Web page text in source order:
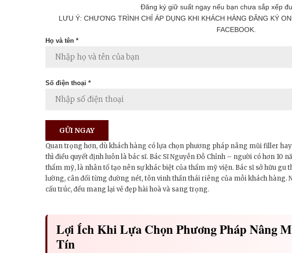
Đăng ký giữ suất ngay nếu bạn chưa sắp xếp
LƯU Ý: CHƯƠNG TRÌNH CHỈ ÁP DỤNG KHI KHÁCH HÀNG ĐĂNG KÝ
FACEBOOK.
Họ và tên *
Số điện thoại *
Quan trọng hơn, dù khách hàng có lựa chọn phương pháp nâng mũi filler
thì điều quyết định luôn là bác sĩ. Bác Sĩ Nguyễn Đỗ Chỉnh – người có hơn 10
thẩm mỹ, là nhân tố tạo nên sự khác biệt của thẩm mỹ viện. Bác sĩ sở hữu gu
lường, cân đối từng đường nét, tôn vinh thần thái riêng của mỗi khách hàng.
cấu trúc, đều mang lại vẻ đẹp hài hoà và sang trọng.
Lợi Ích Khi Lựa Chọn Phương Pháp Nâng
Tín